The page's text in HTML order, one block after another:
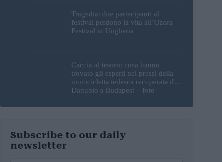
Tragedia: due partecipanti al
festival perdono la vita all’Ozora
Festival in Ungheria
Caccia al tesoro: cosa hanno
trovato gli esperti nei pressi della
motocicletta tedesca recuperata dal
Danubio a Budapest – foto
Subscribe to our daily
newsletter